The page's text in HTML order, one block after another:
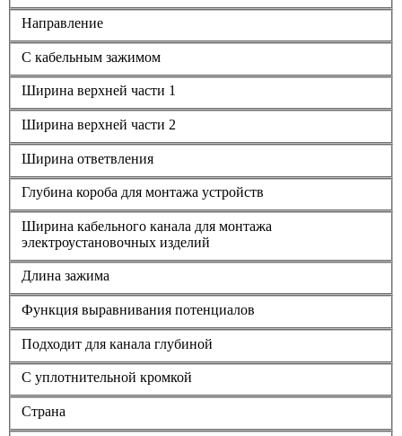
Направление
С кабельным зажимом
Ширина верхней части 1
Ширина верхней части 2
Ширина ответвления
Глубина короба для монтажа устройств
Ширина кабельного канала для монтажа
электроустановочных изделий
Длина зажима
Функция выравнивания потенциалов
Подходит для канала глубиной
С уплотнительной кромкой
Страна